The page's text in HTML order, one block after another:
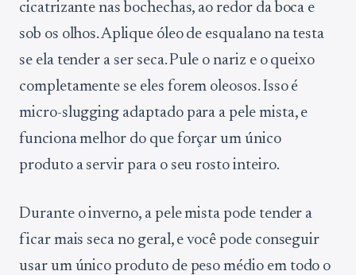
cicatrizante nas bochechas, ao redor da boca e
sob os olhos. Aplique óleo de esqualano na testa
se ela tender a ser seca. Pule o nariz e o queixo
completamente se eles forem oleosos. Isso é
micro-slugging adaptado para a pele mista, e
funciona melhor do que forçar um único
produto a servir para o seu rosto inteiro.
Durante o inverno, a pele mista pode tender a
ficar mais seca no geral, e você pode conseguir
usar um único produto de peso médio em todo o